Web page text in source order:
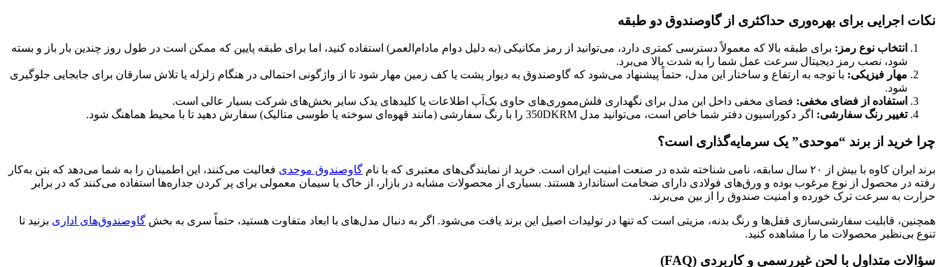
نکات اجرایی برای بهره‌وری حداکثری از گاوصندوق دو طبقه
انتخاب نوع رمز: برای طبقه بالا که معمولاً دسترسی کمتری دارد، می‌توانید از رمز مکانیکی (به دلیل دوام مادام‌العمر) استفاده کنید، اما برای طبقه پایین که ممکن است در طول روز چندین بار باز و بسته
شود، نصب رمز دیجیتال سرعت عمل شما را به شدت بالا می‌برد.
مهار فیزیکی: با توجه به ارتفاع و ساختار این مدل، حتماً پیشنهاد می‌شود که گاوصندوق به دیوار پشت یا کف زمین مهار شود تا از واژگونی احتمالی در هنگام زلزله یا تلاش سارقان برای جابجایی جلوگیری
شود.
استفاده از فضای مخفی: فضای مخفی داخل این مدل برای نگهداری فلش‌مموری‌های حاوی بک‌آپ اطلاعات یا کلیدهای یدک سایر بخش‌های شرکت بسیار عالی است.
تغییر رنگ سفارشی: اگر دکوراسیون دفتر شما خاص است، می‌توانید مدل 350DKRM را با رنگ سفارشی (مانند قهوه‌ای سوخته یا طوسی متالیک) سفارش دهید تا با محیط هماهنگ شود.
چرا خرید از برند “موحدی” یک سرمایه‌گذاری است؟
برند ایران کاوه با بیش از ۲۰ سال سابقه، نامی شناخته شده در صنعت امنیت ایران است. خرید از نمایندگی‌های معتبری که با نام گاوصندوق موحدی فعالیت می‌کنند، این اطمینان را به شما می‌دهد که بتن به‌کار
رفته در محصول از نوع مرغوب بوده و ورق‌های فولادی دارای ضخامت استاندارد هستند. بسیاری از محصولات مشابه در بازار، از خاک یا سیمان معمولی برای پر کردن جداره‌ها استفاده می‌کنند که در برابر
حرارت به سرعت ترک خورده و امنیت صندوق را از بین می‌برند.
همچنین، قابلیت سفارشی‌سازی قفل‌ها و رنگ بدنه، مزیتی است که تنها در تولیدات اصیل این برند یافت می‌شود. اگر به دنبال مدل‌های با ابعاد متفاوت هستید، حتماً سری به بخش گاوصندوق‌های اداری بزنید تا
تنوع بی‌نظیر محصولات ما را مشاهده کنید.
سؤالات متداول با لحن غیررسمی و کاربردی (FAQ)